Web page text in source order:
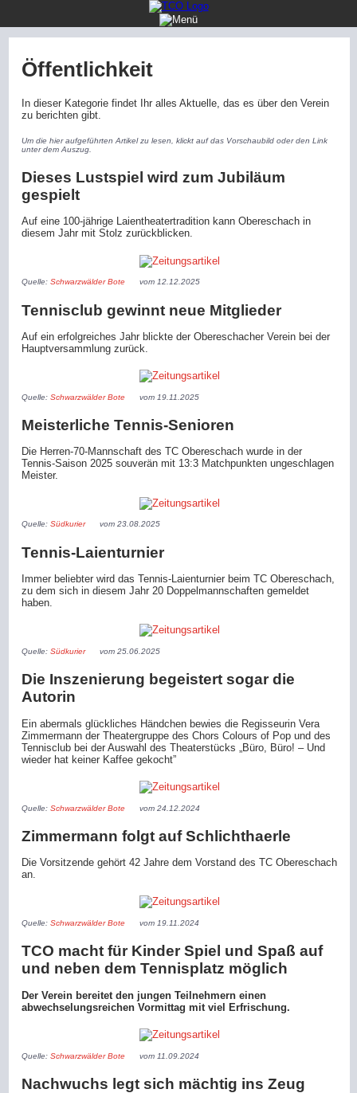
Startseite
Mannschaften
Verein
Öffentlichkeit
Öffentlichkeit
In dieser Kategorie findet Ihr alles Aktuelle, das es über den Verein
zu berichten gibt.
Um die hier aufgeführten Artikel zu lesen, klickt auf das Vorschaubild oder den Link
unter dem Auszug.
Dieses Lustspiel wird zum Jubiläum
gespielt
Auf eine 100-jährige Laientheatertradition kann Obereschach in
diesem Jahr mit Stolz zurückblicken.
Quelle:Schwarzwälder Bote vom 12.12.2025
Tennisclub gewinnt neue Mitglieder
Auf ein erfolgreiches Jahr blickte der Obereschacher Verein bei der
Hauptversammlung zurück.
Quelle:Schwarzwälder Bote vom 19.11.2025
Meisterliche Tennis-Senioren
Die Herren-70-Mannschaft des TC Obereschach wurde in der
Tennis-Saison 2025 souverän mit 13:3 Matchpunkten ungeschlagen
Meister.
Quelle:Südkurier vom 23.08.2025
Tennis-Laienturnier
Immer beliebter wird das Tennis-Laienturnier beim TC Obereschach,
zu dem sich in diesem Jahr 20 Doppelmannschaften gemeldet
haben.
Quelle:Südkurier vom 25.06.2025
Die Inszenierung begeistert sogar die
Autorin
Ein abermals glückliches Händchen bewies die Regisseurin Vera
Zimmermann der Theatergruppe des Chors Colours of Pop und des
Tennisclub bei der Auswahl des Theaterstücks „Büro, Büro! – Und
wieder hat keiner Kaffee gekocht”
Quelle:Schwarzwälder Bote vom 24.12.2024
Zimmermann folgt auf Schlichthaerle
Die Vorsitzende gehört 42 Jahre dem Vorstand des TC Obereschach
an.
Quelle:Schwarzwälder Bote vom 19.11.2024
TCO macht für Kinder Spiel und Spaß auf
und neben dem Tennisplatz möglich
Der Verein bereitet den jungen Teilnehmern einen
abwechselungsreichen Vormittag mit viel Erfrischung.
Quelle:Schwarzwälder Bote vom 11.09.2024
Nachwuchs legt sich mächtig ins Zeug